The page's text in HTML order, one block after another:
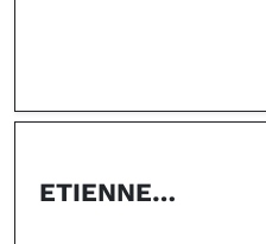
ETIENNE…